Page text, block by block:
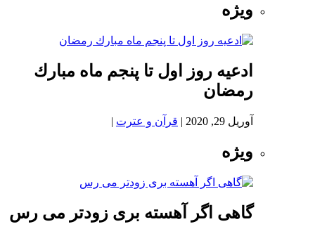
ویژه
ادعيه روز اول تا پنجم ماه مبارك
رمضان
آوریل 29, 2020 | قرآن و عترت |
ویژه
گاهی اگر آهسته بری زودتر می رس